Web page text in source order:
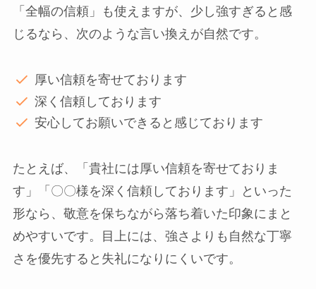
「全幅の信頼」も使えますが、少し強すぎると感
じるなら、次のような言い換えが自然です。
厚い信頼を寄せております
深く信頼しております
安心してお願いできると感じております
たとえば、「貴社には厚い信頼を寄せておりま
す」「〇〇様を深く信頼しております」といった
形なら、敬意を保ちながら落ち着いた印象にまと
めやすいです。目上には、強さよりも自然な丁寧
さを優先すると失礼になりにくいです。